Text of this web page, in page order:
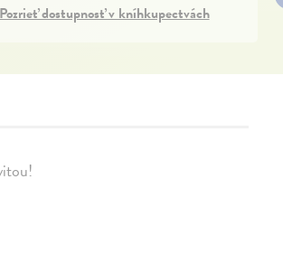
dostupnosť v kníhkupectvách